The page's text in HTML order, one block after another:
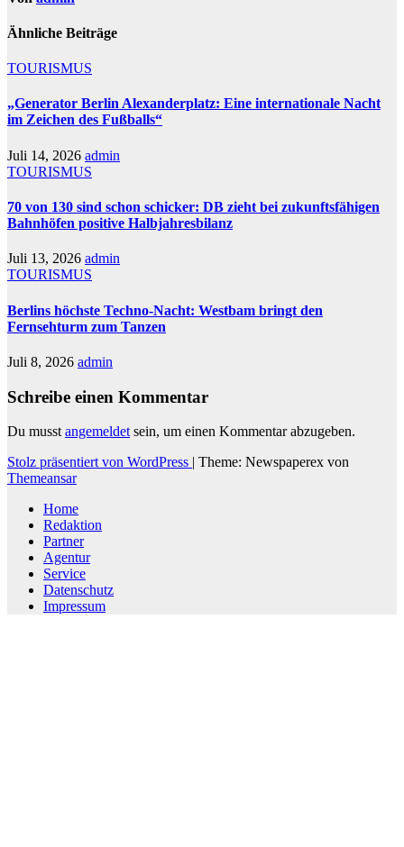
Ähnliche Beiträge
TOURISMUS
„Generator Berlin Alexanderplatz: Eine internationale Nacht
im Zeichen des Fußballs“
Juli 14, 2026 admin
TOURISMUS
70 von 130 sind schon schicker: DB zieht bei zukunftsfähigen
Bahnhöfen positive Halbjahresbilanz
Juli 13, 2026 admin
TOURISMUS
Berlins höchste Techno-Nacht: Westbam bringt den
Fernsehturm zum Tanzen
Juli 8, 2026 admin
Schreibe einen Kommentar
Du musst angemeldet sein, um einen Kommentar abzugeben.
Stolz präsentiert von WordPress | Theme: Newspaperex von
Themeansar
Home
Redaktion
Partner
Agentur
Service
Datenschutz
Impressum